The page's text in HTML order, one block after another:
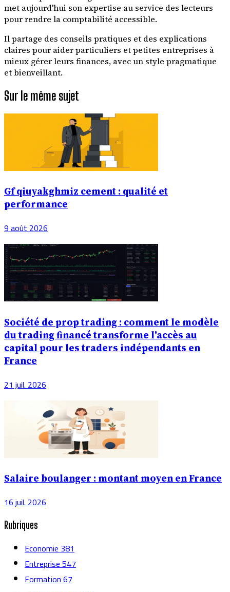
met aujourd'hui son expertise au service des lecteurs
pour rendre la comptabilité accessible.
Il partage des conseils pratiques et des explications
claires pour aider particuliers et petites entreprises à
mieux gérer leurs finances, avec un style pragmatique
et bienveillant.
Sur le même sujet
Gf qiuyakghmiz cement : qualité et
performance
9 août 2026
Société de prop trading : comment le modèle
du trading financé transforme l'accès au
capital pour les traders indépendants en
France
21 juil. 2026
Salaire boulanger : montant moyen en France
16 juil. 2026
Rubriques
Economie381
Entreprise547
Formation67